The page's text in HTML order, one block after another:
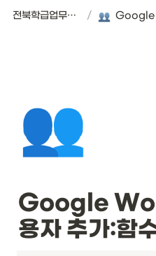
전북학급업무경감 플랫폼 | 서식편의점 /
👥
Google
용자 추가:함